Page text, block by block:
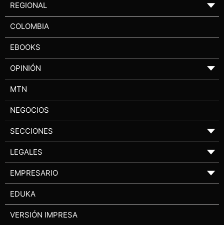
REGIONAL ▼
COLOMBIA
EBOOKS
OPINIÓN ▼
MTN
NEGOCIOS
SECCIONES ▼
LEGALES ▼
EMPRESARIO ▼
EDUKA
VERSIÓN IMPRESA